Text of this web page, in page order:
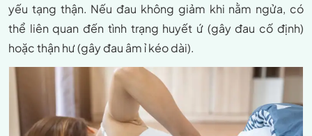
yếu tạng thận. Nếu đau không giảm khi nằm ngửa, có
thể liên quan đến tình trạng huyết ứ (gây đau cố định)
hoặc thận hư (gây đau âm ỉ kéo dài).